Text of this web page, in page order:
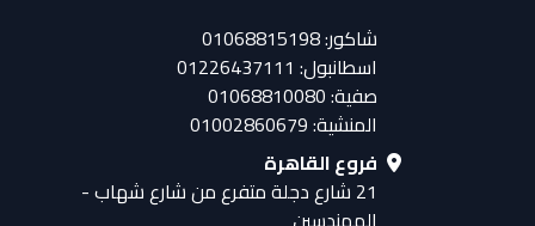
شاكور: 01068815198
اسطانبول: 01226437111
صفية: 01068810080
المنشية: 01002860679
فروع القاهرة
21 شارع دجلة متفرع من شارع شهاب -